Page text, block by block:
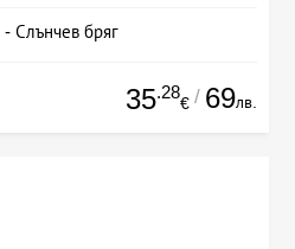
Слънчев бряг
35.28
€ / 69лв.